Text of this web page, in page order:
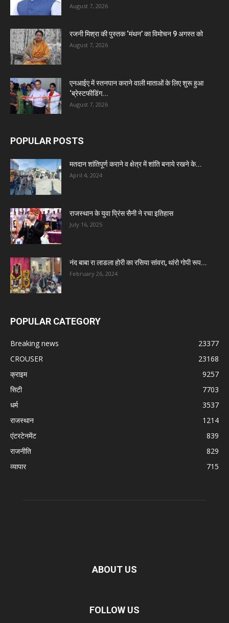
August 7, 2026
रजनी मिश्रा की पुस्तक ‘मंथन’ का विमोचन 9 अगस्त को
August 7, 2026
एनआईए में स्तनपान कराने वाली माताओं के लिए शुरू हुआ
‘ब्रेस्टफीडिंग...
August 7, 2026
POPULAR POSTS
मतदान शांतिपूर्ण कराने व क्षेत्र में शांति बनाये रखने के...
April 4, 2024
राजस्थान के युवा प्रिंस सैनी ने रचा इतिहास
July 16, 2025
नंद बाबा रा लाडला होरी का रसिया सांवरा, थांरो गोपी रूप...
February 26, 2024
POPULAR CATEGORY
Breaking news
23377
CROUSER
23168
क्राइम
9257
सिटी
7703
धर्म
3537
राजस्थान
1214
एंटरटेनमेंट
839
राजनीति
829
व्यापार
715
ABOUT US
FOLLOW US